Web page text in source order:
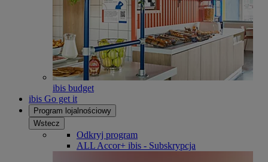
ibis budget
ibis Go get it
Program lojalnościowy
Wstecz
Odkryj program
ALL Accor+ ibis - Subskrypcja